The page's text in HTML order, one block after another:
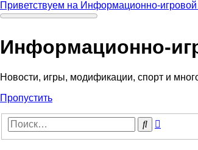
Приветствуем на Информационно-
Информационно-
Новости, игры, модификации, спорт и
Пропустить
Поиск